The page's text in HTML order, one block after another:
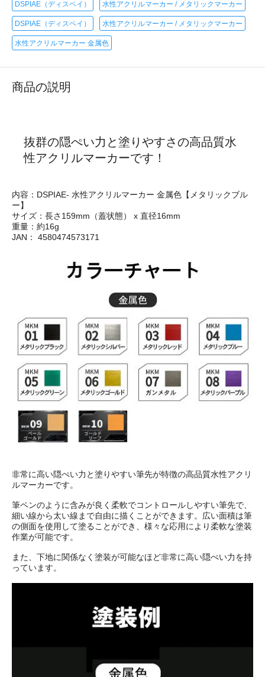
DSPIAE（ディスペイ） 水性アクリルマーカー / メタリックマーカー
DSPIAE（ディスペイ） 水性アクリルマーカー / メタリックマーカー
水性アクリルマーカー 金属色
商品の説明
抜群の隠ぺい力と塗りやすさの高品質水
性アクリルマーカーです！
内容：DSPIAE- 水性アクリルマーカー 金属色【メタリックブル
ー】
サイズ：長さ159mm（蓋状態） x 直径16mm
重量：約16g
JAN： 4580474573171
非常に高い隠ぺい力と塗りやすい筆先が特徴の高品質水性アクリ
ルマーカーです。
筆ペンのように含みが良く柔軟でコントロールしやすい筆先で、
細い線から太い線まで自由に描くことができます。広い面積は筆
の側面を使用して塗ることができ、様々な応用により柔軟な塗装
作業が可能です。
また、下地に関係なく塗装が可能なほど非常に高い隠ぺい力を持
っています。